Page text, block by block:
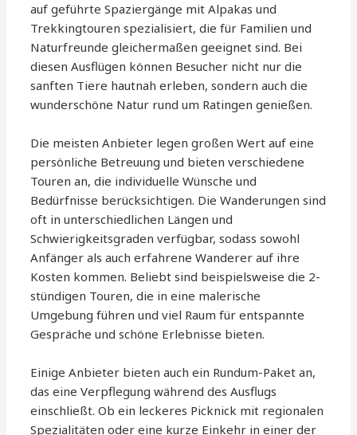
auf geführte Spaziergänge mit Alpakas und
Trekkingtouren spezialisiert, die für Familien und
Naturfreunde gleichermaßen geeignet sind. Bei
diesen Ausflügen können Besucher nicht nur die
sanften Tiere hautnah erleben, sondern auch die
wunderschöne Natur rund um Ratingen genießen.
Die meisten Anbieter legen großen Wert auf eine
persönliche Betreuung und bieten verschiedene
Touren an, die individuelle Wünsche und
Bedürfnisse berücksichtigen. Die Wanderungen sind
oft in unterschiedlichen Längen und
Schwierigkeitsgraden verfügbar, sodass sowohl
Anfänger als auch erfahrene Wanderer auf ihre
Kosten kommen. Beliebt sind beispielsweise die 2-
stündigen Touren, die in eine malerische
Umgebung führen und viel Raum für entspannte
Gespräche und schöne Erlebnisse bieten.
Einige Anbieter bieten auch ein Rundum-Paket an,
das eine Verpflegung während des Ausflugs
einschließt. Ob ein leckeres Picknick mit regionalen
Spezialitäten oder eine kurze Einkehr in einer der